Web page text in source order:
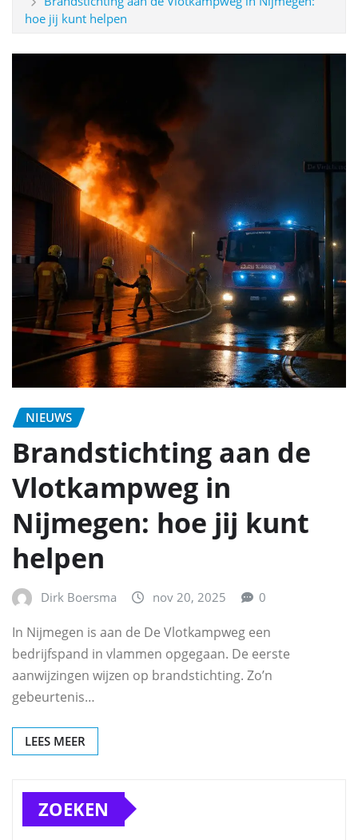
hoe jij kunt helpen
NIEUWS
Brandstichting aan de
Vlotkampweg in
Nijmegen: hoe jij kunt
helpen
Dirk Boersma nov 20, 2025 0
In Nijmegen is aan de De Vlotkampweg een
bedrijfspand in vlammen opgegaan. De eerste
aanwijzingen wijzen op brandstichting. Zo’n
gebeurtenis…
LEES MEER
ZOEKEN